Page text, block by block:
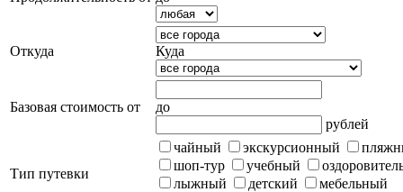
Откуда Куда
Базовая стоимость от
до
рублей
Тип путевки
чайный экскурсионный
шоп-тур
учебный
лыжный
детский
мебельный